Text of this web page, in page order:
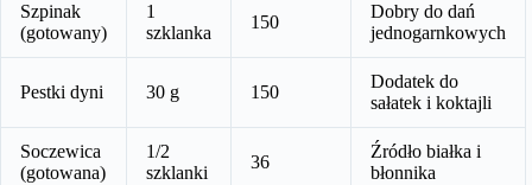
Szpinak
(gotowany)
1
szklanka
150
Dobry do dań
jednogarnkowych
Pestki dyni 30 g 150
Dodatek do
sałatek i koktajli
Soczewica
(gotowana)
1/2
szklanki
36
Źródło białka i
błonnika